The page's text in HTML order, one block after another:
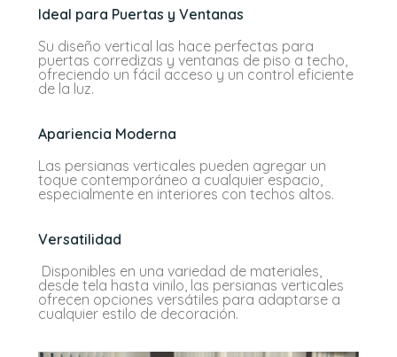
Ideal para Puertas y Ventanas
Su diseño vertical las hace perfectas para
puertas corredizas y ventanas de piso a techo,
ofreciendo un fácil acceso y un control eficiente
de la luz.
Apariencia Moderna
Las persianas verticales pueden agregar un
toque contemporáneo a cualquier espacio,
especialmente en interiores con techos altos.
Versatilidad
Disponibles en una variedad de materiales,
desde tela hasta vinilo, las persianas verticales
ofrecen opciones versátiles para adaptarse a
cualquier estilo de decoración.